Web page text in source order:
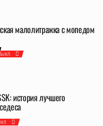
малолитражка с мопедом
история лучшего